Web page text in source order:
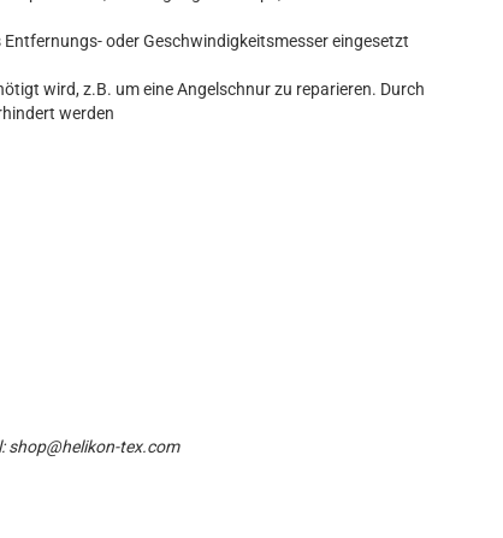
oder Geschwindigkeitsmesser eingesetzt
wird, z.B. um eine Angelschnur zu reparieren. Durch
werden
shop@helikon-tex.com